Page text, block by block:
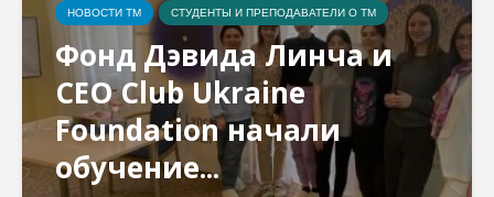
НОВОСТИ ТМ СТУДЕНТЫ И ПРЕПОДАВАТЕЛИ О ТМ
Фонд Дэвида Линча и
CEO Club Ukraine
Foundation начали
обучение...